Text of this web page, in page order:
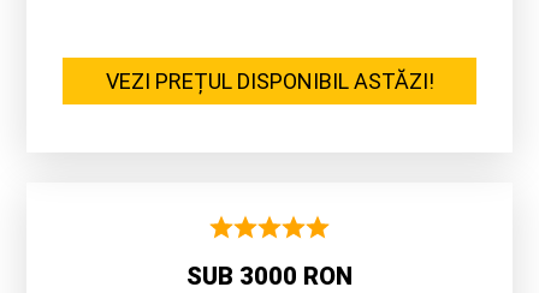
VEZI PREȚUL DISPONIBIL ASTĂZI!
SUB 3000 RON